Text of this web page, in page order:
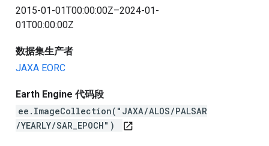
2015-01-01T00:00:00Z–2024-01-
01T00:00:00Z
数据集生产者
JAXA EORC
Earth Engine 代码段
ee.ImageCollection("JAXA/ALOS/PALSAR
/YEARLY/SAR_EPOCH")
open_in_new